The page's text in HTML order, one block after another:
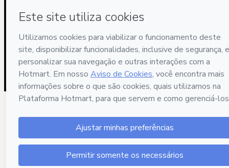
maior de idade ou autorizado e acompanhado por um responsável
legal.
Saiba mais sobre sua compraaqui.
Hotmart ©2026- Todos os direitos reservados
2026-08-07T03:10:36.553Z